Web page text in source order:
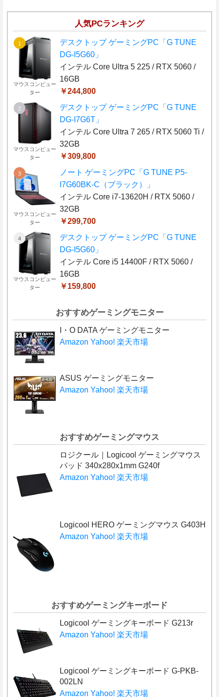
人気PCランキング
マウスコンピュー
ター
デスクトップ ゲーミングPC「G TUNE
DG-I5G60」
インテル Core Ultra 5 225 / RTX 5060 /
16GB
￥244,800
マウスコンピュー
ター
デスクトップ ゲーミングPC「G TUNE
DG-I7G6T」
インテル Core Ultra 7 265 / RTX 5060 Ti /
32GB
￥309,800
マウスコンピュー
ター
ノート ゲーミングPC「G TUNE P5-
I7G60BK-C（ブラック）」
インテル Core i7-13620H / RTX 5060 /
32GB
￥299,700
マウスコンピュー
ター
デスクトップ ゲーミングPC「G TUNE
DG-I5G60」
インテル Core i5 14400F / RTX 5060 /
16GB
￥159,800
おすすめゲーミングモニター
I・O DATA ゲーミングモニター
Amazon Yahoo! 楽天市場
ASUS ゲーミングモニター
Amazon Yahoo! 楽天市場
おすすめゲーミングマウス
ロジクール｜Logicool ゲーミングマウス
パッド 340x280x1mm G240f
Amazon Yahoo! 楽天市場
Logicool HERO ゲーミングマウス G403H
Amazon Yahoo! 楽天市場
おすすめゲーミングキーボード
Logicool ゲーミングキーボード G213r
Amazon Yahoo! 楽天市場
Logicool ゲーミングキーボード G-PKB-
002LN
Amazon Yahoo! 楽天市場